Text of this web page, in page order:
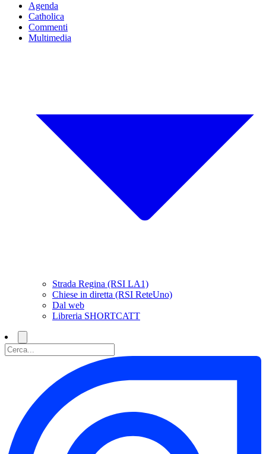
Agenda
Catholica
Commenti
Multimedia
Strada Regina (RSI LA1)
Chiese in diretta (RSI ReteUno)
Dal web
Libreria SHORTCATT